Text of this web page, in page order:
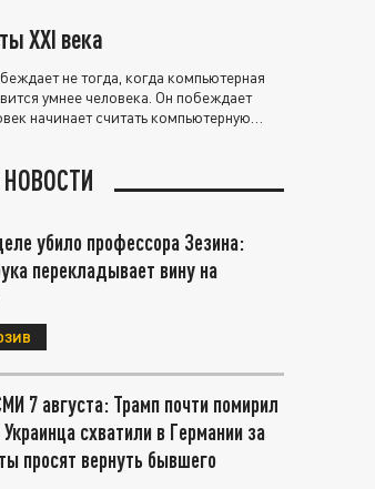
XXI века
не тогда, когда компьютерная
умнее человека. Он побеждает
начинает считать компьютерную
убило профессора Зезина:
перекладывает вину на
7 августа: Трамп почти помирил
схватили в Германии за
просят вернуть бывшего